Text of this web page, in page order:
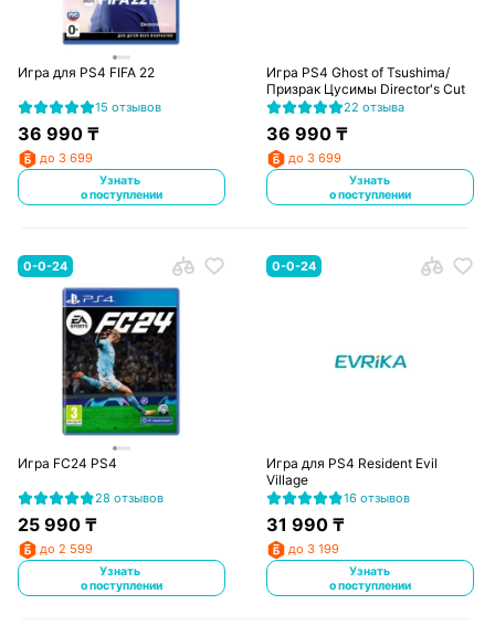
Игра для PS4 FIFA 22
15 отзывов
36 990₸
до 3 699
Узнать
о поступлении
Игра PS4 Ghost of Tsushima/
Призрак Цусимы Director's Cut
22 отзыва
36 990 ₸
до 3 699
Узнать
о поступлении
0-0-24
Игра FC24 PS4
28 отзывов
25 990₸
до 2 599
Узнать
о поступлении
0-0-24
Игра для PS4 Resident Evil
Village
16 отзывов
31 990 ₸
до 3 199
Узнать
о поступлении